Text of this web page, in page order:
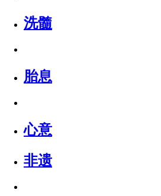
洗髓
胎息
心意
非遗